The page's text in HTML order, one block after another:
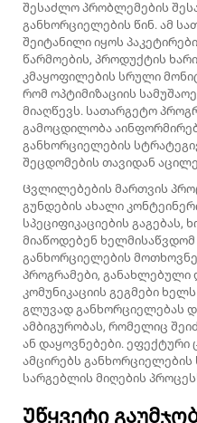
შესაძლო პრობლემების
განხორციელების წინ. ამ
შეიტანილი იყოს
წარმოების, პროდუქტის
კმაყოფილების სრული
რომ ოპტიმიზაციის
მიაღწევს. სათარგეტო
გამოცდილობა
განხორციელების
შეცდომების თავიდან
Ცვლილებების მართვის
გუნდების ახალი
სპეციფიკაციების
მიაწოდებენ ხელმისაწვდომ
განხორციელების
პროგრამები, განახლებული
კომუნიკაციის გეგმები
გლუვად განხორციელებას
ამბიგურობას, რომელიც
ან დაყოვნებები.
ამცირებს განხორციელების
სარგებლის მიღების
Უწყვეტი